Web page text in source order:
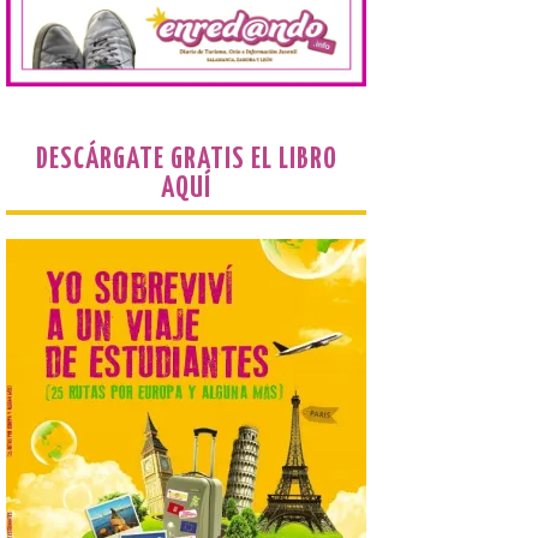
trabajos en el estudio de la
organización urbana y la
vida cotidiana del poblado
y contará con la participación de
actividades de divulgación abiertas […]
El Mercado Medieval abre
sus puertas en La Bañeza
con más de 60 puestos y
un amplio programa de
animación.
6 Ago 2026
La programación
incorpora un amplio
calendario de actividades
de animación dirigidas a
todos los públicos. La
Bañeza inauguró en la tarde de este
martes 4 de agosto una nueva edición de
su tradicional Mercado Medieval, que
DESCÁRGATE GRATIS EL LIBRO
AQUÍ